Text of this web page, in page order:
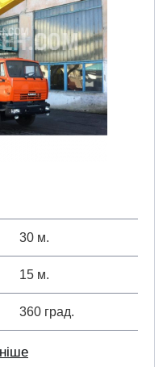
30 м.
15 м.
360 град.